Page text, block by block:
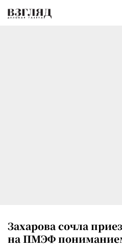
Захарова сочла
на ПМЭФ